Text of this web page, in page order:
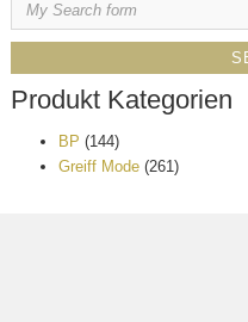
Produkt Kategorien
BP (144)
Greiff Mode (261)